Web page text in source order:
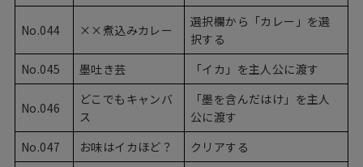
No.044 ××煮込みカレー
選択欄から「カレー」を選
択する
No.045
墨吐き芸 「イカ」を主人公に渡す
No.046
どこでもキャンバ
ス
「墨を含んだはけ」を主人
公に渡す
No.047
お味はイカほど？ クリアする